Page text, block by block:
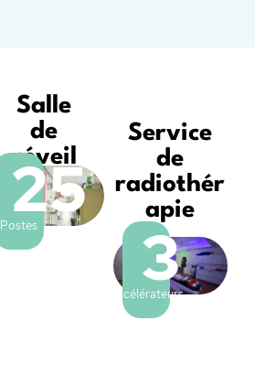
Salle
de
réveil
Postes
25
Service
de
radiothér
apie
Accélérateurs
3